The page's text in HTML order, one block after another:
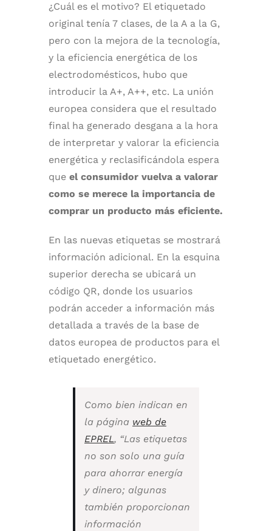
¿Cuál es el motivo? El etiquetado
original tenía 7 clases, de la A a la G,
pero con la mejora de la tecnología,
y la eficiencia energética de los
electrodomésticos, hubo que
introducir la A+, A++, etc. La unión
europea considera que el resultado
final ha generado desgana a la hora
de interpretar y valorar la eficiencia
energética y reclasificándola espera
que el consumidor vuelva a valorar
como se merece la importancia de
comprar un producto más eficiente.
En las nuevas etiquetas se mostrará
información adicional. En la esquina
superior derecha se ubicará un
código QR, donde los usuarios
podrán acceder a información más
detallada a través de la base de
datos europea de productos para el
etiquetado energético.
Como bien indican en
la página web de
EPREL, “Las etiquetas
no son solo una guía
para ahorrar energía
y dinero; algunas
también proporcionan
información